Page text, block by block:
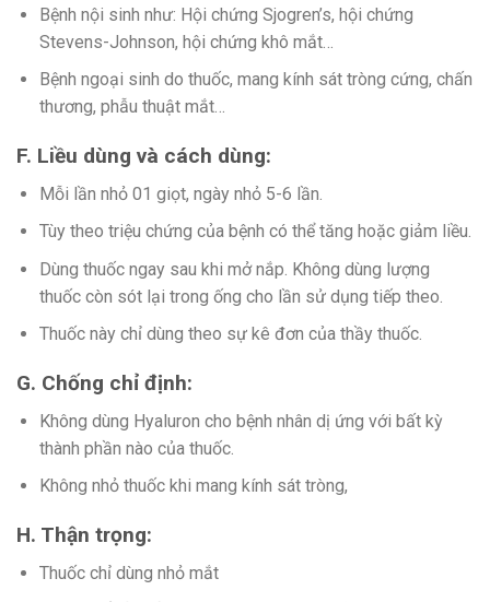
Bệnh nội sinh như: Hội chứng Sjogren’s, hội chứng
Stevens-Johnson, hội chứng khô mắt…
Bệnh ngoại sinh do thuốc, mang kính sát tròng cứng, chấn
thương, phẫu thuật mắt…
F. Liều dùng và cách dùng:
Mỗi lần nhỏ 01 giọt, ngày nhỏ 5-6 lần.
Tùy theo triệu chứng của bệnh có thể tăng hoặc giảm liều.
Dùng thuốc ngay sau khi mở nắp. Không dùng lượng
thuốc còn sót lại trong ống cho lần sử dụng tiếp theo.
Thuốc này chỉ dùng theo sự kê đơn của thầy thuốc.
G. Chống chỉ định:
Không dùng Hyaluron cho bệnh nhân dị ứng với bất kỳ
thành phần nào của thuốc.
Không nhỏ thuốc khi mang kính sát tròng,
H. Thận trọng:
Thuốc chỉ dùng nhỏ mắt